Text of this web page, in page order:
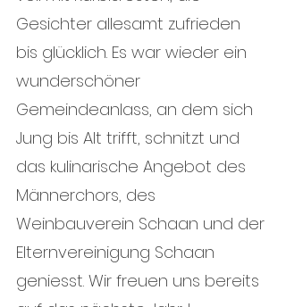
Gesichter allesamt zufrieden
bis glücklich. Es war wieder ein
wunderschöner
Gemeindeanlass, an dem sich
Jung bis Alt trifft, schnitzt und
das kulinarische Angebot des
Männerchors, des
Weinbauverein Schaan und der
Elternvereinigung Schaan
geniesst. Wir freuen uns bereits